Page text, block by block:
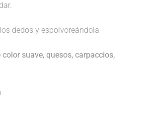
dedos y espolvoreándola
suave, quesos, carpaccios,